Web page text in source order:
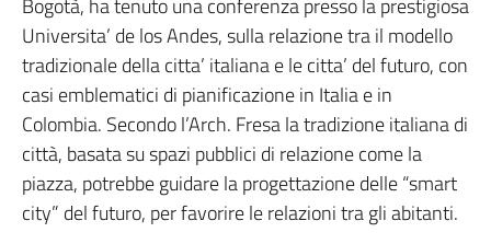
Bogotà, ha tenuto una conferenza presso la prestigiosa
Universita’ de los Andes, sulla relazione tra il modello
tradizionale della citta’ italiana e le citta’ del futuro, con
casi emblematici di pianificazione in Italia e in
Colombia. Secondo l’Arch. Fresa la tradizione italiana di
città, basata su spazi pubblici di relazione come la
piazza, potrebbe guidare la progettazione delle “smart
city” del futuro, per favorire le relazioni tra gli abitanti.